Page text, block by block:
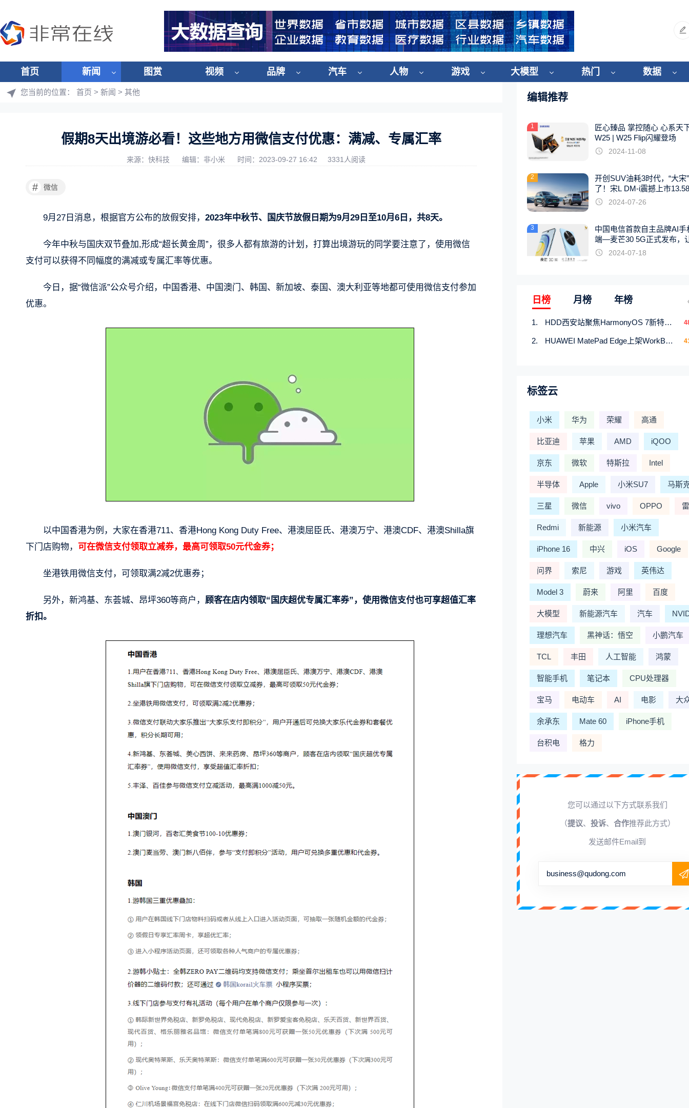
首页 新闻 图赏 视频 品牌 汽车 人物 游戏 大模型 热门 数据
您当前的位置： 首页 > 新闻 > 其他
假期8天出境游必看！这些地方用微信支付优惠：满减、专属汇率
来源：快科技 编辑：非小米 时间：2023-09-27 16:42 3331人阅读
# 微信
9月27日消息，根据官方公布的放假安排， 2023年中秋节、国庆节放假日期为9月29日至10月6日，共8天。
今年中秋与国庆双节叠加,形成“超长黄金周”，很多人都有旅游的计划，打算出境游玩的同学要注意了，使用微信
支付可以获得不同幅度的满减或专属汇率等优惠。
今日，据“微信派”公众号介绍，中国香港、中国澳门、韩国、新加坡、泰国、澳大利亚等地都可使用微信支付参加
优惠。
以中国香港为例，大家在香港711、香港Hong Kong Duty Free、港澳屈臣氏、港澳万宁、港澳CDF、港澳Shilla旗
下门店购物， 可在微信支付领取立减券，最高可领取50元代金券；
坐港铁用微信支付，可领取满2减2优惠券；
另外，新鸿基、东荟城、昂坪360等商户， 顾客在店内领取“国庆超优专属汇率券”，使用微信支付也可享超值汇率
折扣。
编辑推荐
1
匠心臻品 掌控随心 心系天
W25 | W25 Flip闪耀登场
2024-11-08
2
开创SUV油耗3时代，“大宋
了！宋L DM-i震撼上市
起
2024-07-26
3
中国电信首款自主品牌AI手
端—麦芒30 5G正式发布，
触手可及2024-07-18
日榜 月榜 年榜
HDD西安站聚焦HarmonyOS 7新特性，解锁从互联到智能的应用开发新范式
HUAWEI MatePad Edge上架WorkBuddy鸿蒙PC版，说话就能干活的AI办公搭子
标签云
小米 华为 荣耀 高通
比亚迪 苹果 AMD iQOO
京东 微软 特斯拉 Intel
半导体 Apple 小米SU7 马斯
三星 微信 vivo OPPO
Redmi 新能源 小米汽车
iPhone 16 中兴 iOS Google
问界 索尼 游戏 英伟达
Model 3 蔚来 阿里 百度
大模型 新能源汽车 汽车
理想汽车 黑神话：悟空 小鹏汽车
TCL 丰田 人工智能 鸿蒙
智能手机 笔记本 CPU处理器
宝马 电动车 AI 电影 大
余承东 Mate 60 iPhone手机
台积电 格力
您可以通过以下方式联系我们
（提议、 投诉、 合作推荐此方式）
发送邮件Email到
business@qudong.com